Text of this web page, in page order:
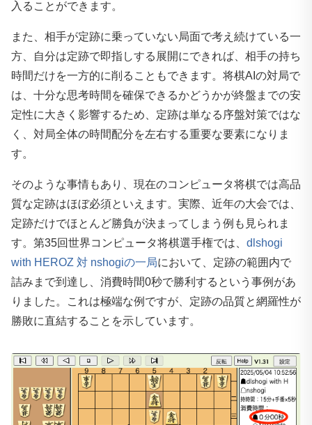
入ることができます。
また、相手が定跡に乗っていない局面で考え続けている一
方、自分は定跡で即指しする展開にできれば、相手の持ち
時間だけを一方的に削ることもできます。将棋AIの対局で
は、十分な思考時間を確保できるかどうかが終盤までの安
定性に大きく影響するため、定跡は単なる序盤対策ではな
く、対局全体の時間配分を左右する重要な要素になりま
す。
そのような事情もあり、現在のコンピュータ将棋では高品
質な定跡はほぼ必須といえます。実際、近年の大会では、
定跡だけでほとんど勝負が決まってしまう例も見られま
す。第35回世界コンピュータ将棋選手権では、 dlshogi
with HEROZ 対 nshogiの一局において、定跡の範囲内で
詰みまで到達し、消費時間0秒で勝利するという事例があ
りました。これは極端な例ですが、定跡の品質と網羅性が
勝敗に直結することを示しています。